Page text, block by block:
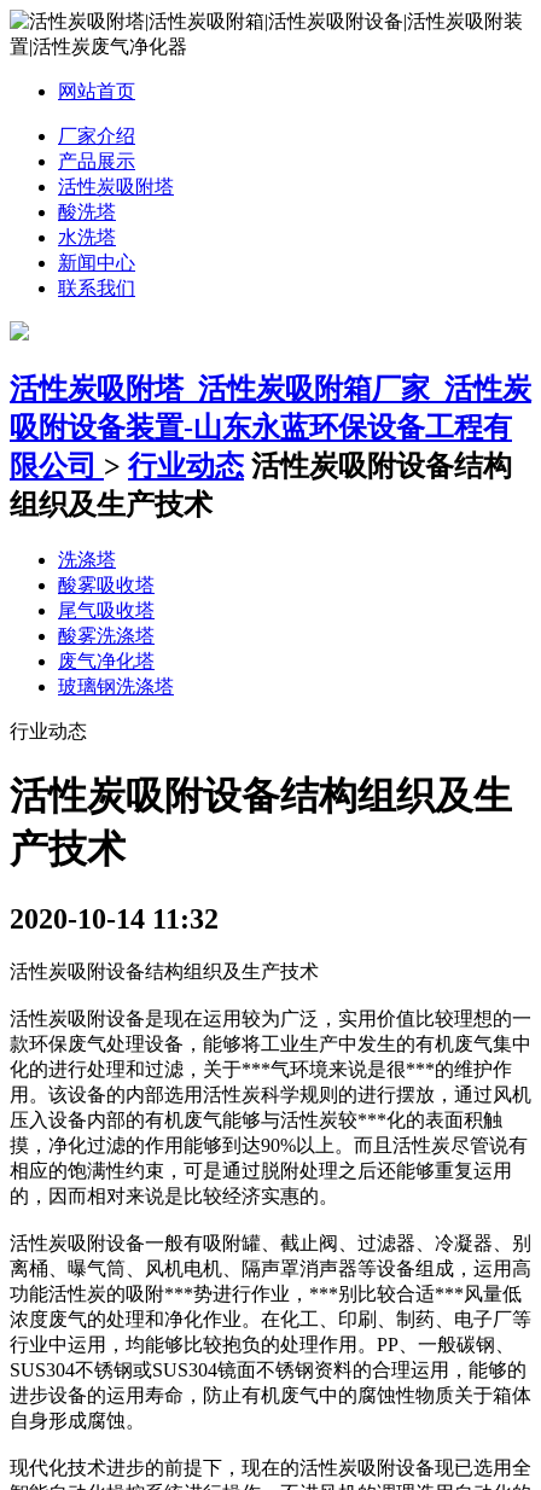
网站首页
厂家介绍
产品展示
活性炭吸附塔
酸洗塔
水洗塔
新闻中心
联系我们
活性炭吸附塔_活性炭吸附箱厂家_活性炭
吸附设备装置-山东永蓝环保设备工程有
限公司 > 行业动态 活性炭吸附设备结构
组织及生产技术
洗涤塔
酸雾吸收塔
尾气吸收塔
酸雾洗涤塔
废气净化塔
玻璃钢洗涤塔
行业动态
活性炭吸附设备结构组织及生
产技术
2020-10-14 11:32
活性炭吸附设备结构组织及生产技术
活性炭吸附设备是现在运用较为广泛，实用价值比较理想的一
款环保废气处理设备，能够将工业生产中发生的有机废气集中
化的进行处理和过滤，关于***气环境来说是很***的维护作
用。该设备的内部选用活性炭科学规则的进行摆放，通过风机
压入设备内部的有机废气能够与活性炭较***化的表面积触
摸，净化过滤的作用能够到达90%以上。而且活性炭尽管说有
相应的饱满性约束，可是通过脱附处理之后还能够重复运用
的，因而相对来说是比较经济实惠的。
活性炭吸附设备一般有吸附罐、截止阀、过滤器、冷凝器、别
离桶、曝气筒、风机电机、隔声罩消声器等设备组成，运用高
功能活性炭的吸附***势进行作业，***别比较合适***风量低
浓度废气的处理和净化作业。在化工、印刷、制药、电子厂等
行业中运用，均能够比较抱负的处理作用。PP、一般碳钢、
SUS304不锈钢或SUS304镜面不锈钢资料的合理运用，能够的
进步设备的运用寿命，防止有机废气中的腐蚀性物质关于箱体
自身形成腐蚀。
现代化技术进步的前提下，现在的活性炭吸附设备现已选用全